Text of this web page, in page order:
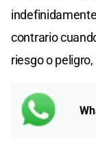
contrario
riesgo o